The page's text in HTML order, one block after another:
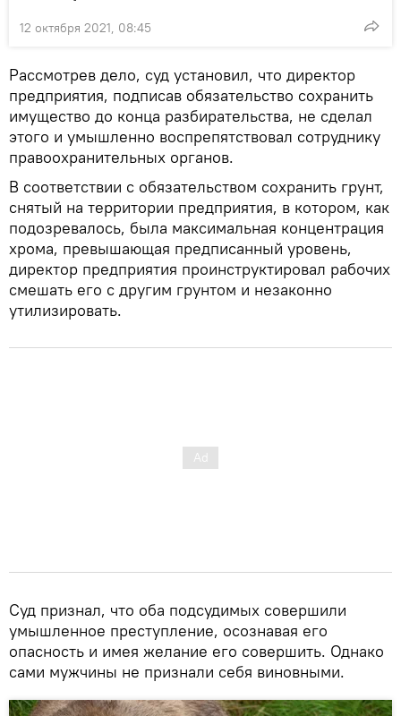
12 октября 2021, 08:45
Рассмотрев дело, суд установил, что директор
предприятия, подписав обязательство сохранить
имущество до конца разбирательства, не сделал
этого и умышленно воспрепятствовал сотруднику
правоохранительных органов.
В соответствии с обязательством сохранить грунт,
снятый на территории предприятия, в котором, как
подозревалось, была максимальная концентрация
хрома, превышающая предписанный уровень,
директор предприятия проинструктировал рабочих
смешать его с другим грунтом и незаконно
утилизировать.
Суд признал, что оба подсудимых совершили
умышленное преступление, осознавая его
опасность и имея желание его совершить. Однако
сами мужчины не признали себя виновными.